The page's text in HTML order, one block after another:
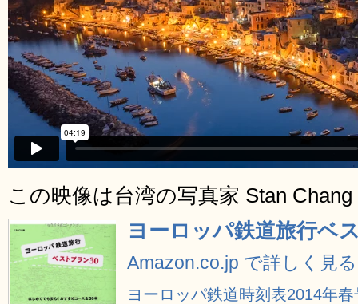
この映像は台湾の写真家 Stan
ヨーロッパ鉄道旅行ベ
Amazon.co.jp で詳しく見る
ヨーロッパ鉄道時刻表2014年春